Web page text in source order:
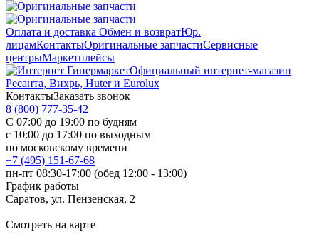
Оплата и доставка Обмен и возвратЮр.
лицамКонтактыОригинальные запчастиСервисные
центрыМаркетплейсы
Официальный интернет-магазин
Ресанта, Вихрь, Huter и Eurolux
КонтактыЗаказать звонок
8 (800) 777-35-42
С 07:00 до 19:00 по будням
с 10:00 до 17:00 по выходным
по московскому времени
+7 (495) 151-67-68
пн-пт 08:30-17:00 (обед 12:00 - 13:00)
График работы
Саратов, ул. Пензенская, 2
Смотреть на карте